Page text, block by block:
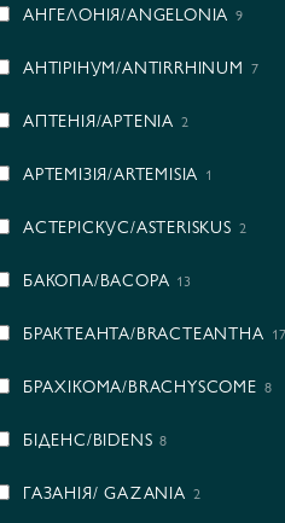
АНГЕЛОНІЯ/ANGELONIA 9
АНТІРІНУМ/ANTIRRHINUM 7
АПТЕНІЯ/APTENIA 2
АРТЕМІЗІЯ/ARTEMISIA 1
АСТЕРІСКУС/ASTERISKUS 2
БАКОПА/BACOPA 13
БРАКТЕАНТА/BRACTEANTHA 17
БРАХІКОМА/BRACHYSCOME 8
БІДЕНС/BIDENS 8
ГАЗАНІЯ/ GAZANIA 2